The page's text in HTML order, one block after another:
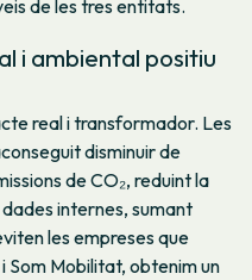
de les tres entitats.
i ambiental positiu
real i transformador. Les
disminuir de
de CO₂, reduint la
internes, sumant
les empreses que
Som Mobilitat, obtenim un